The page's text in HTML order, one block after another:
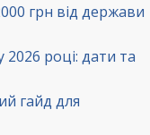
грн від держави
2026 році: дати та
гайд для